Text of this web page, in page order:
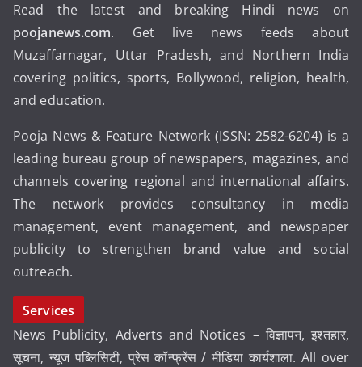
Read the latest and breaking Hindi news on
poojanews.com. Get live news feeds about
Muzaffarnagar, Uttar Pradesh, and Northern India
covering politics, sports, Bollywood, religion, health,
and education.
Pooja News & Feature Network (ISSN: 2582-6204) is a
leading bureau group of newspapers, magazines, and
channels covering regional and international affairs.
The network provides consultancy in media
management, event management, and newspaper
publicity to strengthen brand value and social
outreach.
Services
News Publicity, Adverts and Notices – विज्ञापन, इश्तहार,
सूचना, न्यूज पब्लिसिटी, प्रेस कॉन्फ्रेंस / मीडिया कार्यशाला. All over